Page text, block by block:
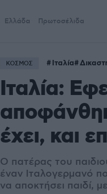
Ελλάδα Πρωτοσέλιδα
ΚΟΣΜΟΣ Ιταλία
Ιταλία:
έχει, και
Ο πατέρας του
έναν Ιταλογερμανό
να αποκτήσει παιδί,